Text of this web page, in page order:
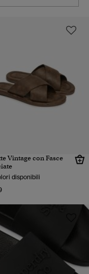
Vintage con Fasce
disponibili